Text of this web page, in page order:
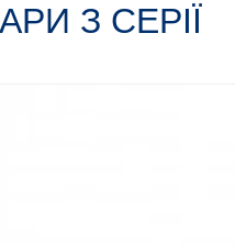
З СЕРІЇ